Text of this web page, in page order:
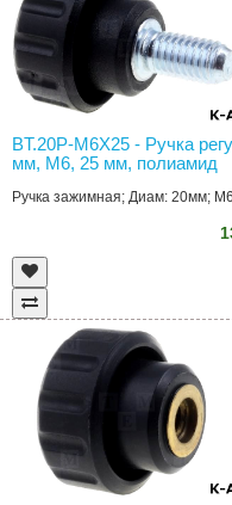
BT.20P-M6X25 - Ручка
мм, M6, 25 мм, полиамид
Ручка зажимная; Диам: 20мм;